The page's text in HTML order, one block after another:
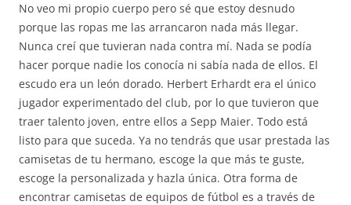
No veo mi propio cuerpo pero sé que estoy desnudo
porque las ropas me las arrancaron nada más llegar.
Nunca creí que tuvieran nada contra mí. Nada se podía
hacer porque nadie los conocía ni sabía nada de ellos. El
escudo era un león dorado. Herbert Erhardt era el único
jugador experimentado del club, por lo que tuvieron que
traer talento joven, entre ellos a Sepp Maier. Todo está
listo para que suceda. Ya no tendrás que usar prestada las
camisetas de tu hermano, escoge la que más te guste,
escoge la personalizada y hazla única. Otra forma de
encontrar camisetas de equipos de fútbol es a través de